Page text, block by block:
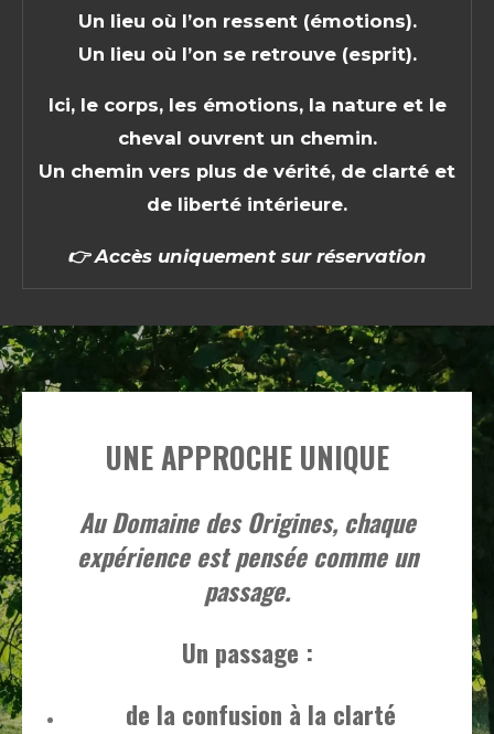
Un lieu où l’on ressent (émotions).
Un lieu où l’on se retrouve (esprit).
Ici, le corps, les émotions, la nature et le
cheval ouvrent un chemin.
Un chemin vers plus de vérité, de clarté et
de liberté intérieure.
👉Accès uniquement sur réservation
UNE APPROCHE UNIQUE
Au Domaine des Origines, chaque
expérience est pensée comme un
passage.
Un passage :
de la confusion à la clarté